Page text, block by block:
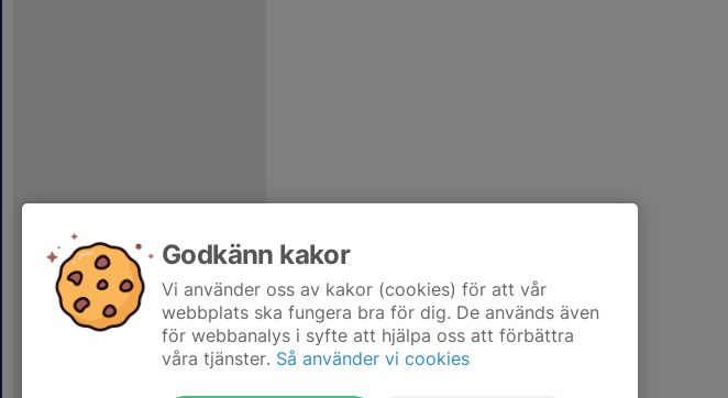
Godkänn kakor
Vi använder oss av kakor (cookies) för att vår
webbplats ska fungera bra för dig. De används även
för webbanalys i syfte att hjälpa oss att förbättra
våra tjänster. Så använder vi cookies